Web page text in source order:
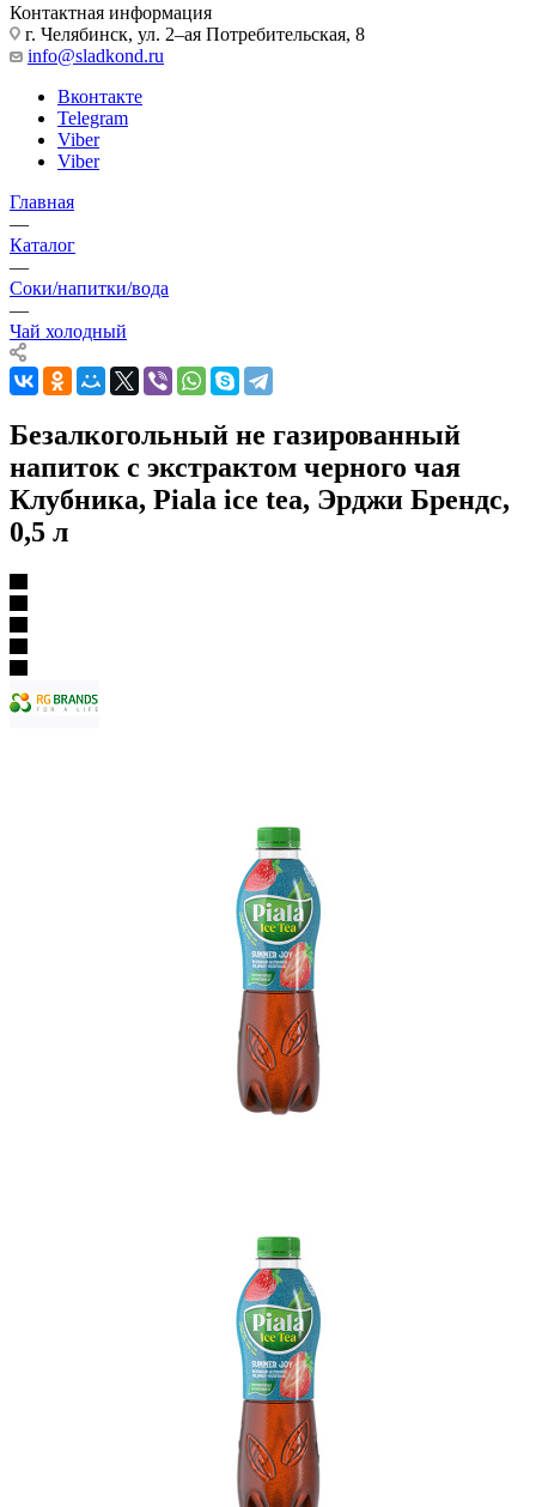
Контактная информация
г. Челябинск, ул. 2–ая Потребительская, 8
info@sladkond.ru
Вконтакте
Telegram
Viber
Viber
Главная
—
Каталог
—
Соки/напитки/вода
—
Чай холодный
Безалкогольный не газированный
напиток с экстрактом черного чая
Клубника, Piala ice tea, Эрджи Брендс,
0,5 л